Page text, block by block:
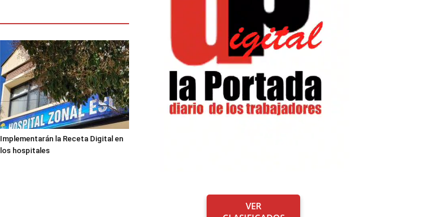
Implementarán la Receta Digital en
los hospitales
VER